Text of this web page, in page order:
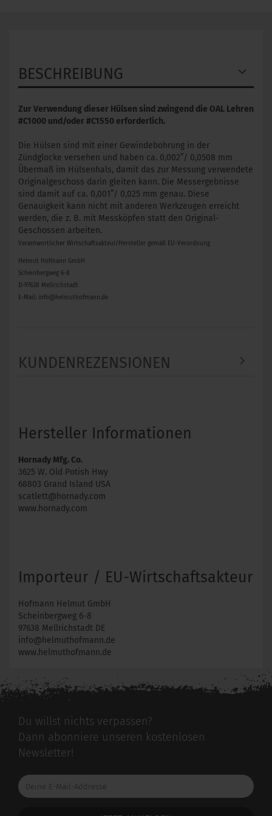
BESCHREIBUNG
Zur Verwendung dieser Hülsen sind zwingend die OAL Lehren
#C1000 und/oder #C1550 erforderlich.
​Die Hülsen sind mit einer Gewindebohrung in der
Zündglocke versehen und haben ca. 0,002”/ 0,0508 mm
Übermaß im Hülsenhals, damit das zur Messung verwendete
Originalgeschoss darin gleiten kann. Die Messergebnisse
sind damit auf ca. 0,001”/ 0,025 mm genau. Diese
Genauigkeit kann nicht mit anderen Werkzeugen erreicht
werden, die z. B. mit Messköpfen statt den Original-
Geschossen arbeiten.
Verantwortlicher Wirtschaftsakteur/Hersteller gemäß EU-Verordnung
Helmut Hofmann GmbH
Scheinbergweg 6-8
D-97638 Mellrichstadt
E-Mail: info@helmuthofmann.de
KUNDENREZENSIONEN
Hersteller Informationen
Hornady Mfg. Co.
3625 W. Old Potish Hwy
68803 Grand Island USA
scatlett@hornady.com
www.hornady.com
Importeur / EU-Wirtschaftsakteur
Hofmann Helmut GmbH
Scheinbergweg 6-8
97638 Mellrichstadt DE
info@helmuthofmann.de
www.helmuthofmann.de
Du willst nichts verpassen?
Dann abonniere unseren kostenlosen
Newsletter!
Deine
E-